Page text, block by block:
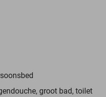
groot bad, toilet